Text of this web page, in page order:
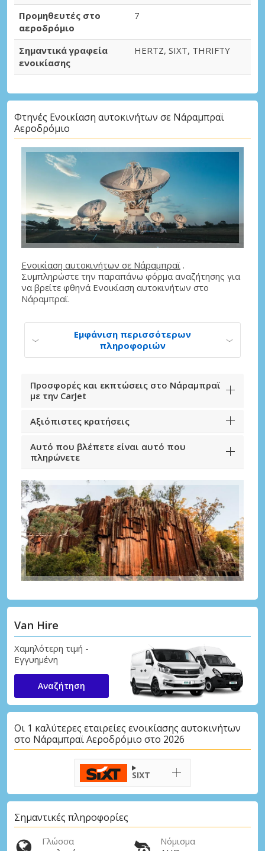
Προμηθευτές στο
αεροδρόμιο
7
Σημαντικά γραφεία
ενοικίασης
HERTZ, SIXT, THRIFTY
Φτηνές Ενοικίαση αυτοκινήτων σε Νάραμπραϊ
Αεροδρόμιο
Ενοικίαση αυτοκινήτων σε Νάραμπραϊ .
Συμπληρώστε την παραπάνω φόρμα αναζήτησης για
να βρείτε φθηνά Ενοικίαση αυτοκινήτων στο
Νάραμπραϊ.
Εμφάνιση περισσότερων
πληροφοριών
Προσφορές και εκπτώσεις στο Νάραμπραϊ
με την CarJet
Αξιόπιστες κρατήσεις
Αυτό που βλέπετε είναι αυτό που
πληρώνετε
Van Hire
Χαμηλότερη τιμή -
Εγγυημένη
Αναζήτηση
Οι 1 καλύτερες εταιρείες ενοικίασης αυτοκινήτων
στο Νάραμπραϊ Αεροδρόμιο στο 2026
SIXT
Σημαντικές πληροφορίες
Γλώσσα Νόμισμα